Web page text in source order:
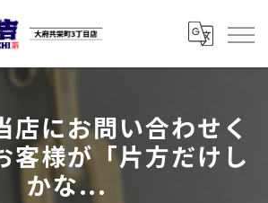
店にお問い合わせく
客様が「片方だけし
かな...